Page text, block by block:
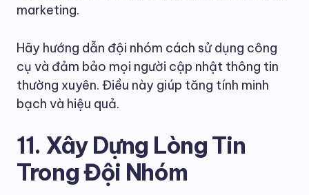
marketing.
Hãy hướng dẫn đội nhóm cách sử dụng công
cụ và đảm bảo mọi người cập nhật thông tin
thường xuyên. Điều này giúp tăng tính minh
bạch và hiệu quả.
11. Xây Dựng Lòng Tin
Trong Đội Nhóm